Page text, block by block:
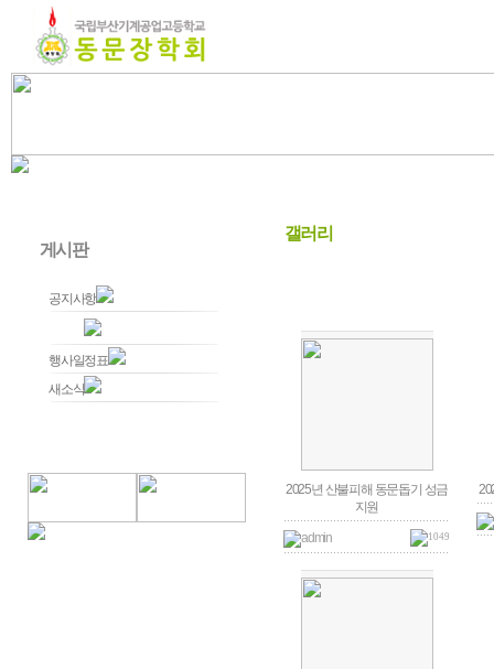
게시판
공지사항
행사일정표
새소식
갤러리
2025년 산불피해 동문돕기 성금
지원
admin
1049